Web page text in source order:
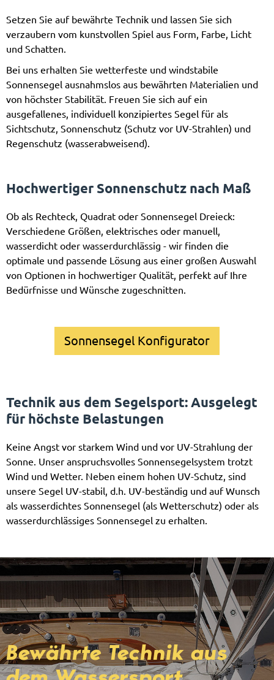
Setzen Sie auf bewährte Technik und lassen Sie sich
verzaubern vom kunstvollen Spiel aus Form, Farbe, Licht
und Schatten.
Bei uns erhalten Sie wetterfeste und windstabile
Sonnensegel ausnahmslos aus bewährten Materialien und
von höchster Stabilität. Freuen Sie sich auf ein
ausgefallenes, individuell konzipiertes Segel für als
Sichtschutz, Sonnenschutz (Schutz vor UV-Strahlen) und
Regenschutz (wasserabweisend).
Hochwertiger Sonnenschutz nach Maß
Ob als Rechteck, Quadrat oder Sonnensegel Dreieck:
Verschiedene Größen, elektrisches oder manuell,
wasserdicht oder wasserdurchlässig - wir finden die
optimale und passende Lösung aus einer großen Auswahl
von Optionen in hochwertiger Qualität, perfekt auf Ihre
Bedürfnisse und Wünsche zugeschnitten.
Sonnensegel Konfigurator
Technik aus dem Segelsport: Ausgelegt
für höchste Belastungen
Keine Angst vor starkem Wind und vor UV-Strahlung der
Sonne. Unser anspruchsvolles Sonnensegelsystem trotzt
Wind und Wetter. Neben einem hohen UV-Schutz, sind
unsere Segel UV-stabil, d.h. UV-beständig und auf Wunsch
als wasserdichtes Sonnensegel (als Wetterschutz) oder als
wasserdurchlässiges Sonnensegel zu erhalten.
Bewährte Technik aus